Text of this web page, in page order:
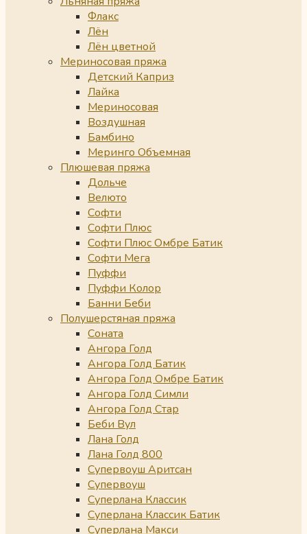
Флакс
Лён
Лён цветной
Мериносовая пряжа
Детский Каприз
Лайка
Мериносовая
Воздушная
Бамбино
Меринго Объемная
Плюшевая пряжа
Дольче
Велюто
Софти
Софти Плюс
Софти Плюс Омбре Батик
Софти Мега
Пуффи
Пуффи Колор
Банни Беби
Полушерстяная пряжа
Соната
Ангора Голд
Ангора Голд Батик
Ангора Голд Омбре Батик
Ангора Голд Симли
Ангора Голд Стар
Беби Вул
Лана Голд
Лана Голд 800
Супервоуш Аритсан
Супервоуш
Суперлана Классик
Суперлана Классик Батик
Суперлана Макси